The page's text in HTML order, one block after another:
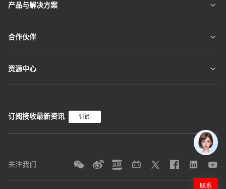
产品与解决方案
合作伙伴
资源中心
订阅接收最新资讯 订阅
关注我们
联系